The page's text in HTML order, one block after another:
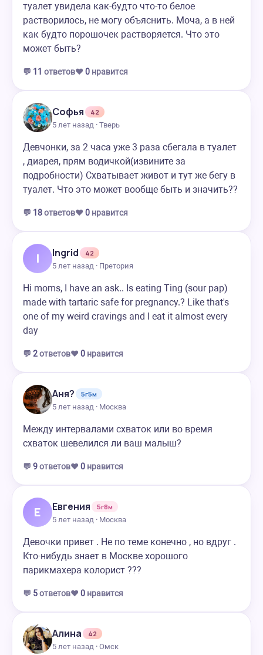
туалет увидела как-будто что-то белое
растворилось, не могу объяснить. Моча, а в ней
как будто порошочек растворяется. Что это
может быть?
💬 11 ответов❤️ 0 нравится
Софья
42
5 лет назад · Тверь
Девчонки, за 2 часа уже 3 раза сбегала в туалет
, диарея, прям водичкой(извините за
подробности) Схватывает живот и тут же бегу в
туалет. Что это может вообще быть и значить??
💬 18ответов❤️ 0 нравится
I Ingrid
42
5 лет назад · Претория
Hi moms, I have an ask.. Is eating Ting (sour pap)
made with tartaric safe for pregnancy.? Like that's
one of my weird cravings and I eat it almost every
day
💬 2ответов❤️ 0 нравится
Аня?
5г5м
5 лет назад · Москва
Между интервалами схваток или во время
схваток шевелился ли ваш малыш?
💬 9ответов❤️ 0 нравится
Е Евгения
5г8м
5 лет назад · Москва
Девочки привет . Не по теме конечно , но вдруг .
Кто-нибудь знает в Москве хорошого
парикмахера колорист ???
💬 5ответов❤️ 0 нравится
Алина
42
5 лет назад · Омск